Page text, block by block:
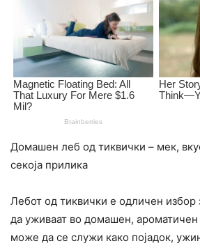
Домашен леб од тиквички – мек,
секоја прилика
Лебот од тиквички е одличен избор
да уживаат во домашен, ароматичен
може да се служи како појадок,